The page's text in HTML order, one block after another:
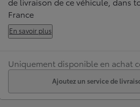
France
En savoir plus
Uniquement disponible en achat
Ajoutez un service de